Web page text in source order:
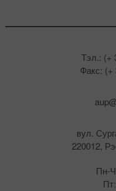
Тэл.: (+
Факс: (+
вул.
220012,
Пн-